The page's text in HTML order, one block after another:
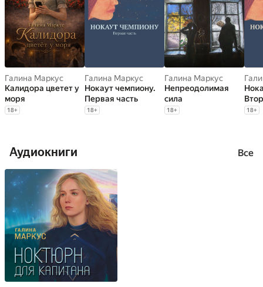
Галина Маркус
Калидора цветет у
моря
18+
Галина Маркус
Нокаут чемпиону.
Первая часть
18+
Галина Маркус
Непреодолимая
сила
18+ 18+
Аудиокниги Все